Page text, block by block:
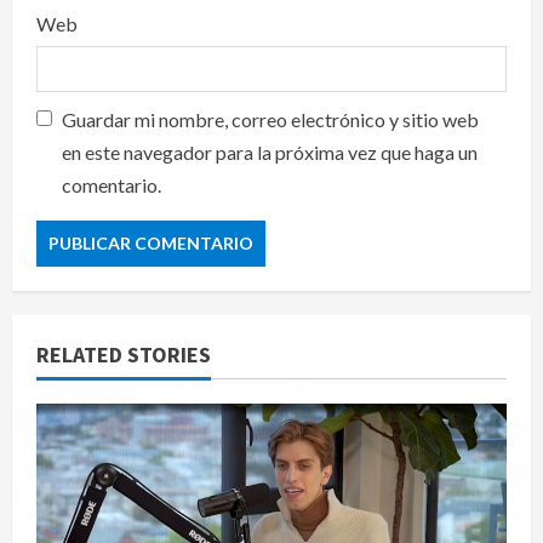
Web
Guardar mi nombre, correo electrónico y sitio web
en este navegador para la próxima vez que haga un
comentario.
RELATED STORIES